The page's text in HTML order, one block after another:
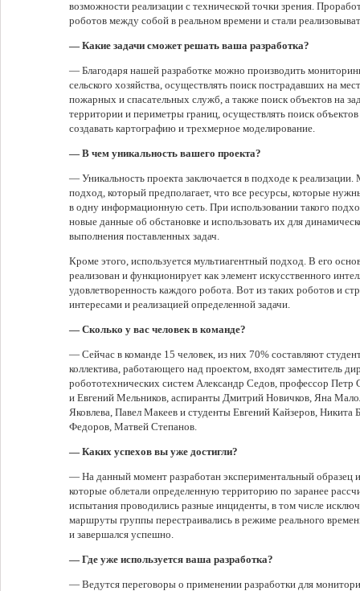
возможности реализации с технической точки зрения.
роботов между собой в реальном времени и стали
— Какие задачи сможет решать ваша разработка?
— Благодаря нашей разработке можно производить
сельского хозяйства, осуществлять поиск пострадавших на
пожарных и спасательных служб, а также поиск объектов на
территории и периметры границ, осуществлять поиск
создавать картографию и трехмерное моделирование.
— В чем уникальность вашего проекта?
— Уникальность проекта заключается в подходе к
подход, который предполагает, что все ресурсы, которые
в одну информационную сеть. При использовании такого
новые данные об обстановке и использовать их для
выполнения поставленных задач.
Кроме этого, используется мультиагентный подход. В его
реализован и функционирует как элемент искусственного
удовлетворенность каждого робота. Вот из таких роботов и
интересами и реализацией определенной задачи.
— Сколько у вас человек в команде?
— Сейчас в команде 15 человек, из них 70% составляют
коллектива, работающего над проектом, входят заместитель
робототехнических систем Александр Седов, профессор
и Евгений Мельников, аспиранты Дмитрий Новичков, Яна
Яковлева, Павел Макеев и студенты Евгений Кайзеров, Никита
Федоров, Матвей Степанов.
— Каких успехов вы уже достигли?
— На данный момент разработан экспериментальный образец
которые облетали определенную территорию по заранее
испытания проводились разные инциденты, в том числе
маршруты группы перестраивались в режиме реального
и завершался успешно.
— Где уже используется ваша разработка?
— Ведутся переговоры о применении разработки для